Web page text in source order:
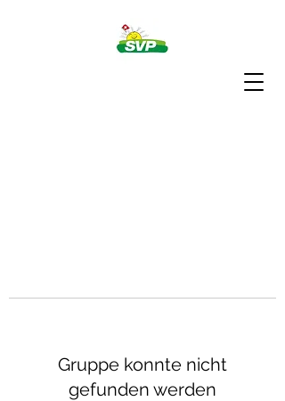
Gruppe konnte nicht
gefunden werden